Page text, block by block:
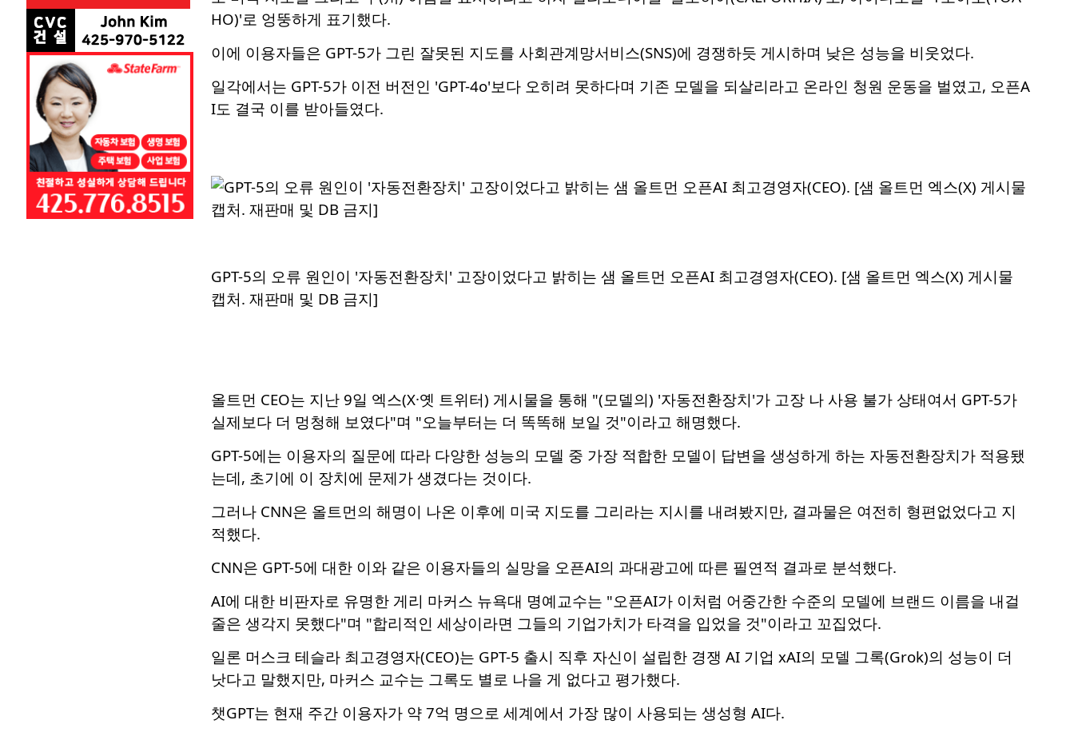
HO)'로 엉뚱하게 표기했다.
이에 이용자들은 GPT-5가 그린 잘못된 지도를 사회관계망서비스(SNS)에 경쟁하듯 게시하며 낮은 성능을 비웃었다.
일각에서는 GPT-5가 이전 버전인 'GPT-4o'보다 오히려 못하다며 기존 모델을 되살리라고 온라인 청원 운동을 벌였고, 오픈A
I도 결국 이를 받아들였다.
GPT-5의 오류 원인이 '자동전환장치' 고장이었다고 밝히는 샘 올트먼 오픈AI 최고경영자(CEO). [샘 올트먼 엑스(X) 게시물
캡처. 재판매 및 DB 금지]
올트먼 CEO는 지난 9일 엑스(X·옛 트위터) 게시물을 통해 "(모델의) '자동전환장치'가 고장 나 사용 불가 상태여서 GPT-5가
실제보다 더 멍청해 보였다"며 "오늘부터는 더 똑똑해 보일 것"이라고 해명했다.
GPT-5에는 이용자의 질문에 따라 다양한 성능의 모델 중 가장 적합한 모델이 답변을 생성하게 하는 자동전환장치가 적용됐
는데, 초기에 이 장치에 문제가 생겼다는 것이다.
그러나 CNN은 올트먼의 해명이 나온 이후에 미국 지도를 그리라는 지시를 내려봤지만, 결과물은 여전히 형편없었다고 지
적했다.
CNN은 GPT-5에 대한 이와 같은 이용자들의 실망을 오픈AI의 과대광고에 따른 필연적 결과로 분석했다.
AI에 대한 비판자로 유명한 게리 마커스 뉴욕대 명예교수는 "오픈AI가 이처럼 어중간한 수준의 모델에 브랜드 이름을 내걸
줄은 생각지 못했다"며 "합리적인 세상이라면 그들의 기업가치가 타격을 입었을 것"이라고 꼬집었다.
일론 머스크 테슬라 최고경영자(CEO)는 GPT-5 출시 직후 자신이 설립한 경쟁 AI 기업 xAI의 모델 그록(Grok)의 성능이 더
낫다고 말했지만, 마커스 교수는 그록도 별로 나을 게 없다고 평가했다.
챗GPT는 현재 주간 이용자가 약 7억 명으로 세계에서 가장 많이 사용되는 생성형 AI다.